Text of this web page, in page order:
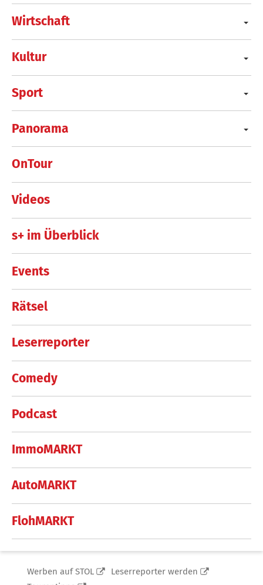
Wirtschaft
Kultur
Sport
Panorama
OnTour
Videos
s+ im Überblick
Events
Rätsel
Leserreporter
Comedy
Podcast
ImmoMARKT
AutoMARKT
FlohMARKT
Werben auf STOL
Leserreporter werden